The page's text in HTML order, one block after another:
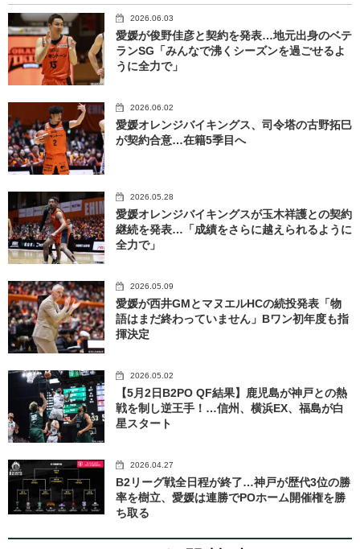
2026.06.03
愛媛が俊野佳彦と契約を発表…地元出身のベテ
ランSG「みんなで沸くシーズンを過ごせるよ
うに全力で」
2026.06.02
愛媛オレンジバイキングス、司令塔の古野拓巳
が契約合意…在籍5季目へ
2026.05.28
愛媛オレンジバイキングスが玉木祥護との契約
継続を発表…「成績をさらに越えられるように
全力で」
2026.05.09
愛媛が西井GMとマヌエルHCの続投発表「物
語はまだ終わっていません」Bワン初年度も指
揮決定
2026.05.02
【5月2日B2PO QF結果】鹿児島が神戸との熱
戦を制し逆王手！…信州、横浜EX、福島が白
星スタート
2026.04.27
B2リーグ戦全日程が終了…神戸が歴代3位の勝
率を樹立、愛媛は連勝でPOホーム開催権を勝
ち取る